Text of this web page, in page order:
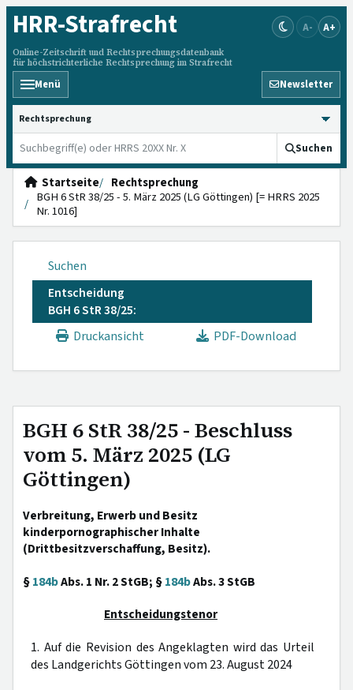
HRR-Strafrecht
Online-Zeitschrift und Rechtsprechungsdatenbank
für höchstrichterliche Rechtsprechung im Strafrecht
A- A+
Menü Newsletter
HRRS durchsuchen
Suchen
Startseite
Rechtsprechung
BGH 6 StR 38/25 - 5. März 2025 (LG Göttingen) [= HRRS 2025
Nr. 1016]
Suchen
Entscheidung
BGH 6 StR 38/25:
Druckansicht
PDF-Download
BGH 6 StR 38/25 - Beschluss
vom 5. März 2025 (LG
Göttingen)
Verbreitung, Erwerb und Besitz
kinderpornographischer Inhalte
(Drittbesitzverschaffung, Besitz).
§184bAbs. 1 Nr. 2 StGB; §184bAbs. 3 StGB
Entscheidungstenor
1. Auf die Revision des Angeklagten wird das Urteil
des Landgerichts Göttingen vom 23. August 2024